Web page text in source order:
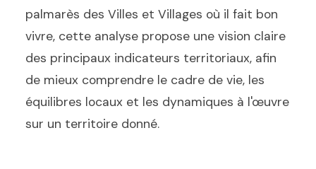
palmarès des Villes et Villages où il fait bon
vivre, cette analyse propose une vision claire
des principaux indicateurs territoriaux, afin
de mieux comprendre le cadre de vie, les
équilibres locaux et les dynamiques à l'œuvre
sur un territoire donné.